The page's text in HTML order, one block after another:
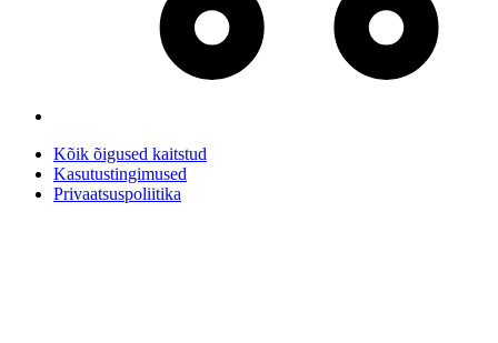
Kõik õigused kaitstud
Kasutustingimused
Privaatsuspoliitika